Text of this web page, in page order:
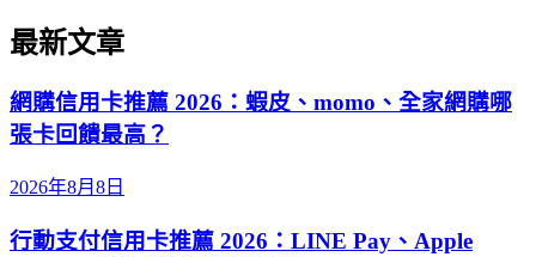
最新文章
網購信用卡推薦 2026：蝦皮、momo、全家網購哪
張卡回饋最高？
2026年8月8日
行動支付信用卡推薦 2026：LINE Pay、Apple